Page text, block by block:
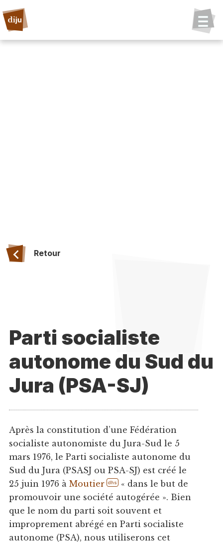
Retour
Parti socialiste
autonome du Sud du
Jura (PSA-SJ)
Après la constitution d’une Fédération
socialiste autonomiste du Jura-Sud le 5
mars 1976, le Parti socialiste autonome du
Sud du Jura (PSASJ ou PSA-SJ) est créé le
25 juin 1976 à Moutier dhs « dans le but de
promouvoir une société autogérée ». Bien
que le nom du parti soit souvent et
improprement abrégé en Parti socialiste
autonome (PSA), nous utiliserons cet